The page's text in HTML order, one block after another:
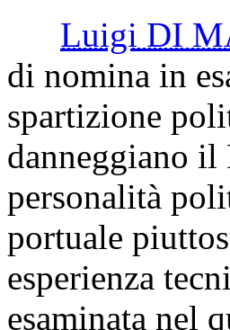
Luigi DI
di nomina in
spartizione
danneggiano il
personalità
portuale
esperienza
esaminata nel